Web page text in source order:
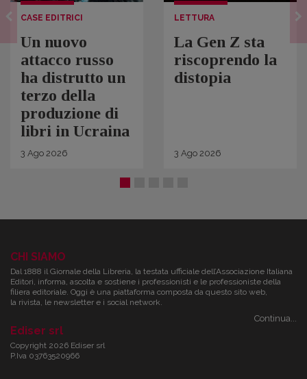
CASE EDITRICI
Un nuovo
attacco russo
ha distrutto un
terzo della
produzione di
libri in Ucraina
3 Ago 2026
LETTURA
La Gen Z sta
riscoprendo la
distopia
3 Ago 2026
CHI SIAMO
Dal 1888 il Giornale della Libreria, la testata ufficiale dell’Associazione Italiana
Editori, informa, ascolta e sostiene i professionisti e le professioniste della
filiera editoriale. Oggi è una piattaforma composta da questo sito web,
la rivista, le newsletter e i social network.
Continua...
Ediser srl
Copyright 2026 Ediser srl
P.Iva 03763520966